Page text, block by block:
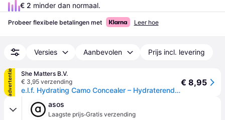
€ 2 minder dan normaal.
Probeer flexibele betalingen met Leer hoe
Versies Aanbevolen Prijs incl. levering
advertentie
She Matters B.V.
€ 3,95 verzending
e.l.f. Hydrating Camo Concealer – Hydraterende Concealer met Volledige Dekking - Deep Caramel
€ 8,95
asos
Laagste prijs·Gratis verzending